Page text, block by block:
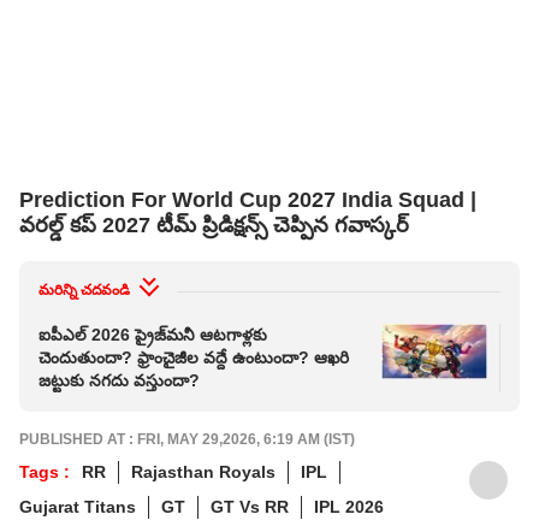
Prediction For World Cup 2027 India Squad |
వరల్డ్ కప్ 2027 టీమ్ ప్రిడిక్షన్స్ చెప్పిన గవాస్కర్
మరిన్ని చదవండి
ఐపీఎల్‌ 2026 ప్రైజ్‌మనీ ఆటగాళ్లకు
చెందుతుందా? ఫ్రాంచైజీల వద్దే ఉంటుందా? ఆఖరి
జట్టుకు నగదు వస్తుందా?
PUBLISHED AT : FRI, MAY 29,2026, 6:19 AM (IST)
Tags : RR Rajasthan Royals
IPL
Gujarat Titans
GT GT Vs RR IPL 2026